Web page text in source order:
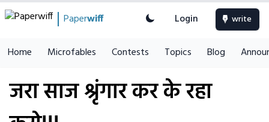
Paperwiff Login write
Home Microfables Contests Topics Blog
जरा साज श्रृंगार कर के रहा